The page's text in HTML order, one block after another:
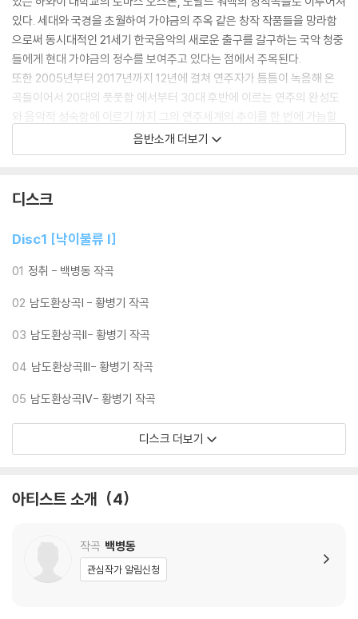
있다. 세대와 국경을 초월하여 가야금의 주옥 같은 창작 작품들을 망라함
으로써 동시대적인 21세기 한국음악의 새로운 출구를 갈구하는 국악 청중
들에게 현대 가야금의 정수를 보여주고 있다는 점에서 주목된다.
또한 2005년부터 2017년까지 12년에 걸쳐 연주자가 틈틈이 녹음해 온
곡들이어서 20대의 풋풋함 에서부터 30대 후반에 이르는 연주의 완성도
와 음악적 성숙함에 이르기 까지 그의 연주세계의 추이를 한 번에 가늠할
수 있다는 점도 특징적이다. 낙이불류 I은 연주자가 20대 중반이었던 200
5년부터 연주회를 마치고 기록처럼 녹음해두었던 곡들을 수록하였고 낙
튜디오에서 녹음하였다. 마스터링은 녹음필드 레코딩 전문가이자 한국인
'In the Green Cafe', 'Blossom', '그리고 그리다' I, II 등 크로스오버 및
퓨전 국악 음반을 통하여 가야금의 대중화에 선두 주자로 알려진 이슬기이
기에 이번 음반은 대중들이 편하게 들을 수 있는 이지리스닝 성향을 거세
른 면모와 그 진가를 여실히 보여준다는 점에서 흥미롭다. 이미 이슬기는 2
015년 '참을 수 없는 이야기- 죽파'와 2016년 '연분, 가야금- 소리를 머금
구성 연주 등을 시도함으로써 전통음악의 본령에서 자신의 뿌리를 확인하
깊어지는 음악적 행보가 어떻게 고도의 테크닉과 음악적 밀도를 필요로 하
는 현대 가야금의 세계에 까지 맞닿는지를 잘 보여준다.
특히 이번 음반에서 특징적인 것은 현대 가야금의 난해함을 이슬기 특유의
금 연주자 중 보기 드물게 노래를 악기 연주에 결합시켜 가(歌)와 악(樂)
여준 바 있다. 그간 가야금 병창이 판소리와 남도 민요에 뿌리를 둔 민속악
가창법에 국한된 데 비하여 이슬기는 정가나 시조 발성도 섭렵하여 이를
자신의 창작곡이나 작곡가들의 창작곡에 녹여내어 가야금 병창의 새로운
음반소개 더보기
디스크
Disc1 [낙이불류 I]
01 정취 - 백병동 작곡
02 남도환상곡I - 황병기 작곡
03 남도환상곡II- 황병기 작곡
04 남도환상곡III- 황병기 작곡
05 남도환상곡IV- 황병기 작곡
디스크 더보기
아티스트 소개 4
작곡 백병동
관심작가 알림신청